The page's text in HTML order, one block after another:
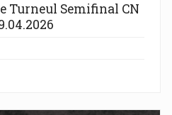
Turneul Semifinal CN